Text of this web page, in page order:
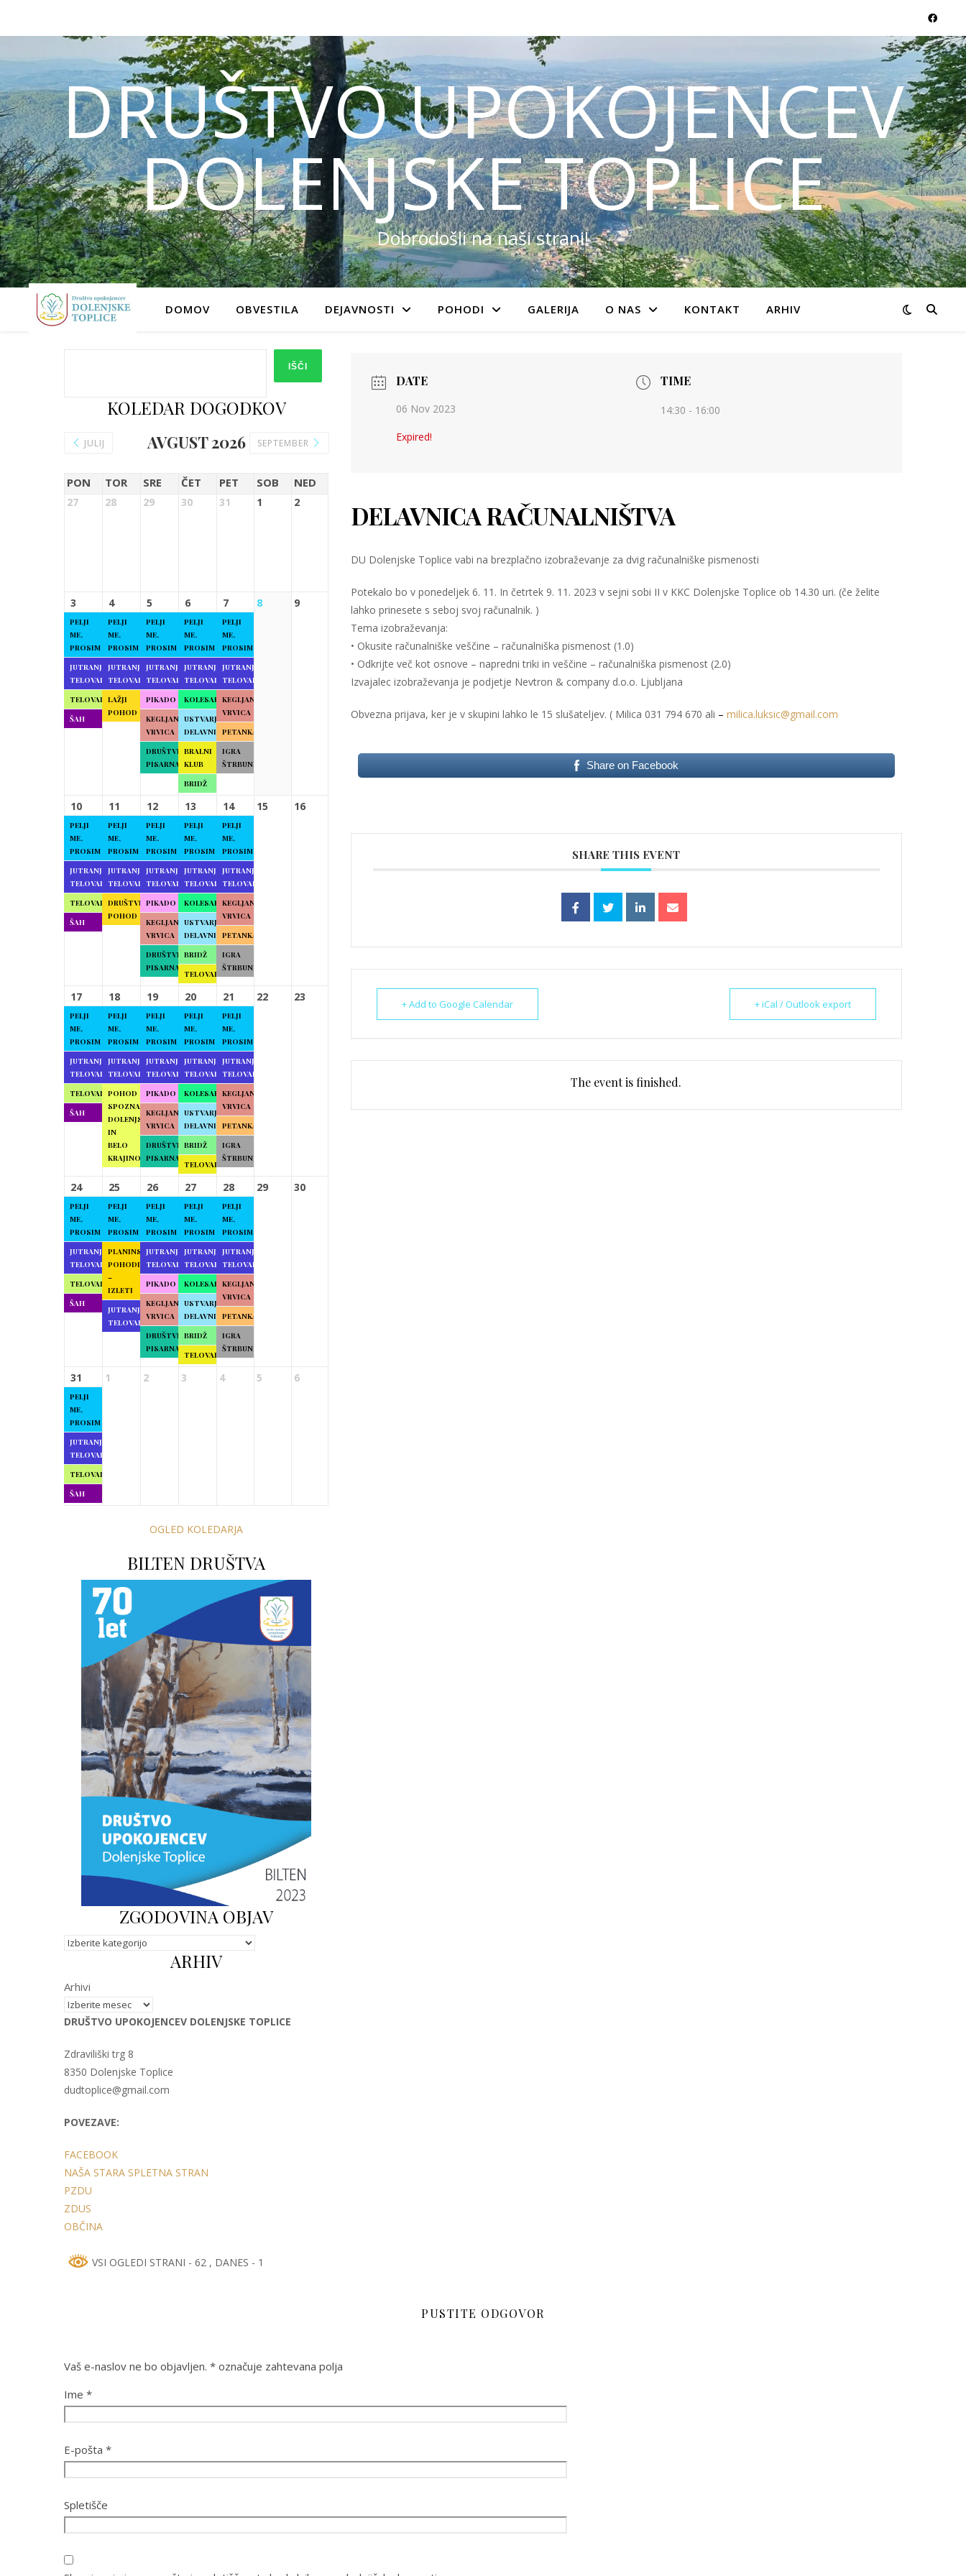
DRUŠTVO UPOKOJENCEV
DOLENJSKE TOPLICE
Dobrodošli na naši strani!
DOMOV OBVESTILA DEJAVNOSTI POHODI GALERIJA O NAS KONTAKT ARHIV
IŠČI
KOLEDAR DOGODKOV
JULIJ AVGUST 2026 SEPTEMBER
PON TOR SRE ČET PET SOB NED
27 28 29 30 31 1 2
3
PELJI
ME,
PROSIM
JUTRANJA
TELOVADBA
TELOVADBA
ŠAH
4
PELJI
ME,
PROSIM
JUTRANJA
TELOVADBA
LAŽJI
POHOD
5
PELJI
ME,
PROSIM
JUTRANJA
TELOVADBA
PIKADO
KEGLJANJE
VRVICA
DRUŠTVENA
PISARNA
6
PELJI
ME,
PROSIM
JUTRANJA
TELOVADBA
KOLESARJENJE
USTVARJALNE
DELAVNICE
BRALNI
KLUB
BRIDŽ
7
PELJI
ME,
PROSIM
JUTRANJA
TELOVADBA
KEGLJANJE
VRVICA
PETANKA
IGRA
ŠTRBUNK
8 9
10
PELJI
ME,
PROSIM
JUTRANJA
TELOVADBA
TELOVADBA
ŠAH
11
PELJI
ME,
PROSIM
JUTRANJA
TELOVADBA
DRUŠTVENI
POHOD
12
PELJI
ME,
PROSIM
JUTRANJA
TELOVADBA
PIKADO
KEGLJANJE
VRVICA
DRUŠTVENA
PISARNA
13
PELJI
ME,
PROSIM
JUTRANJA
TELOVADBA
KOLESARJENJE
USTVARJALNE
DELAVNICE
BRIDŽ
TELOVADBA
14
PELJI
ME,
PROSIM
JUTRANJA
TELOVADBA
KEGLJANJE
VRVICA
PETANKA
IGRA
ŠTRBUNK
15 16
17
PELJI
ME,
PROSIM
JUTRANJA
TELOVADBA
TELOVADBA
ŠAH
18
PELJI
ME,
PROSIM
JUTRANJA
TELOVADBA
POHOD
SPOZNAJMO
DOLENJSKO
IN
BELO
KRAJINO
19
PELJI
ME,
PROSIM
JUTRANJA
TELOVADBA
PIKADO
KEGLJANJE
VRVICA
DRUŠTVENA
PISARNA
20
PELJI
ME,
PROSIM
JUTRANJA
TELOVADBA
KOLESARJENJE
USTVARJALNE
DELAVNICE
BRIDŽ
TELOVADBA
21
PELJI
ME,
PROSIM
JUTRANJA
TELOVADBA
KEGLJANJE
VRVICA
PETANKA
IGRA
ŠTRBUNK
22 23
24
PELJI
ME,
PROSIM
JUTRANJA
TELOVADBA
TELOVADBA
ŠAH
25
PELJI
ME,
PROSIM
PLANINSKI
POHODI
–
IZLETI
JUTRANJA
TELOVADBA
26
PELJI
ME,
PROSIM
JUTRANJA
TELOVADBA
PIKADO
KEGLJANJE
VRVICA
DRUŠTVENA
PISARNA
27
PELJI
ME,
PROSIM
JUTRANJA
TELOVADBA
KOLESARJENJE
USTVARJALNE
DELAVNICE
BRIDŽ
TELOVADBA
28
PELJI
ME,
PROSIM
JUTRANJA
TELOVADBA
KEGLJANJE
VRVICA
PETANKA
IGRA
ŠTRBUNK
29 30
31
PELJI
ME,
PROSIM
JUTRANJA
TELOVADBA
TELOVADBA
ŠAH
1 2 3 4 5 6
OGLED KOLEDARJA
BILTEN DRUŠTVA
ZGODOVINA OBJAV
Kategorije
ARHIV
Arhivi
DRUŠTVO UPOKOJENCEV DOLENJSKE TOPLICE
Zdraviliški trg 8
8350 Dolenjske Toplice
dudtoplice@gmail.com
POVEZAVE:
FACEBOOK
NAŠA STARA SPLETNA STRAN
PZDU
ZDUS
OBČINA
VSI OGLEDI STRANI - 62 , DANES - 1
DATE
06 Nov 2023
Expired!
TIME
14:30 - 16:00
DELAVNICA RAČUNALNIŠTVA
DU Dolenjske Toplice vabi na brezplačno izobraževanje za dvig računalniške pismenosti
Potekalo bo v ponedeljek 6. 11. In četrtek 9. 11. 2023 v sejni sobi II v KKC Dolenjske Toplice ob 14.30 uri. (če želite
lahko prinesete s seboj svoj računalnik. )
Tema izobraževanja:
• Okusite računalniške veščine – računalniška pismenost (1.0)
• Odkrijte več kot osnove – napredni triki in veščine – računalniška pismenost (2.0)
Izvajalec izobraževanja je podjetje Nevtron & company d.o.o. Ljubljana
Obvezna prijava, ker je v skupini lahko le 15 slušateljev. ( Milica 031 794 670 ali – milica.luksic@gmail.com
Share on Facebook
SHARE THIS EVENT
+ Add to Google Calendar + iCal / Outlook export
The event is finished.
PUSTITE ODGOVOR
Vaš e-naslov ne bo objavljen. * označuje zahtevana polja
Ime *
E-pošta *
Spletišče